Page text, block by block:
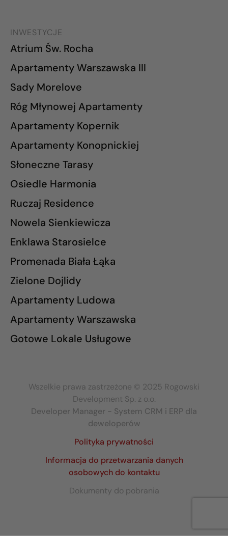
INWESTYCJE
Atrium Św. Rocha
Apartamenty Warszawska III
Sady Morelove
Róg Młynowej Apartamenty
Apartamenty Kopernik
Apartamenty Konopnickiej
Słoneczne Tarasy
Osiedle Harmonia
Ruczaj Residence
Nowela Sienkiewicza
Enklawa Starosielce
Promenada Biała Łąka
Zielone Dojlidy
Apartamenty Ludowa
Apartamenty Warszawska
Gotowe Lokale Usługowe
Wszelkie prawa zastrzeżone © 2025 Rogowski
Development Sp. z o.o.
Developer Manager - System CRM i ERP dla
deweloperów
Polityka prywatności
Informacja do przetwarzania danych
osobowych do kontaktu
Dokumenty do pobrania